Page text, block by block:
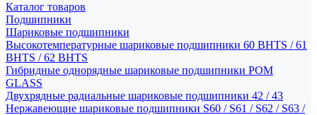
Каталог товаров
Подшипники
Шариковые подшипники
Высокотемпературные шариковые подшипники 60 BHTS / 61
BHTS / 62 BHTS
Гибридные однорядные шариковые подшипники POM
GLASS
Двухрядные радиальные шариковые подшипники 42 / 43
Нержавеющие шариковые подшипники S60 / S61 / S62 / S63 /